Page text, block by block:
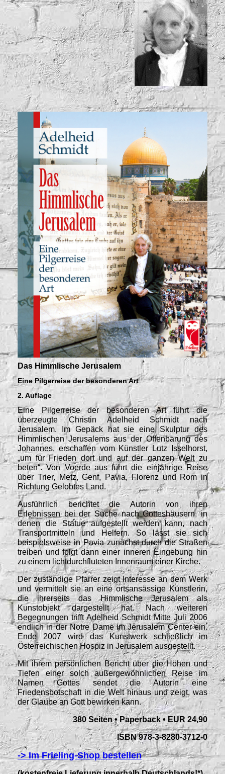
Das Himmlische Jerusalem
Eine Pilgerreise der besonderen Art
2. Auflage
Eine Pilgerreise der besonderen Art führt die
überzeugte Christin Adelheid Schmidt nach
Jerusalem. Im Gepäck hat sie eine Skulptur des
Himmlischen Jerusalems aus der Offenbarung des
Johannes, erschaffen vom Künstler Lutz Isselhorst,
„um für Frieden dort und auf der ganzen Welt zu
beten“. Von Voerde aus führt die einjährige Reise
über Trier, Metz, Genf, Pavia, Florenz und Rom in
Richtung Gelobtes Land.
Ausführlich berichtet die Autorin von ihren
Erlebnissen bei der Suche nach Gotteshäusern, in
denen die Statue aufgestellt werden kann, nach
Transportmitteln und Helfern. So lässt sie sich
beispielsweise in Pavia zunächst durch die Straßen
treiben und folgt dann einer inneren Eingebung hin
zu einem lichtdurchfluteten Innenraum einer Kirche.
Der zuständige Pfarrer zeigt Interesse an dem Werk
und vermittelt sie an eine ortsansässige Künstlerin,
die ihrerseits das Himmlische Jerusalem als
Kunstobjekt dargestellt hat. Nach weiteren
Begegnungen trifft Adelheid Schmidt Mitte Juli 2006
endlich in der Notre Dame im Jerusalem Center ein.
Ende 2007 wird das Kunstwerk schließlich im
Österreichischen Hospiz in Jerusalem ausgestellt.
Mit ihrem persönlichen Bericht über die Höhen und
Tiefen einer solch außergewöhnlichen Reise im
Namen Gottes sendet die Autorin eine
Friedensbotschaft in die Welt hinaus und zeigt, was
der Glaube an Gott bewirken kann.
380 Seiten • Paperback • EUR 24,90
ISBN 978-3-8280-3712-0
-> Im Frieling-Shop bestellen